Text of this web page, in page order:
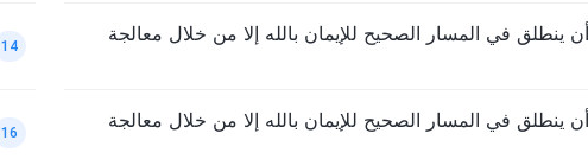
ينطلق في المسار الصحيح للإيمان بالله إلا من خلال معالجة
14
ينطلق في المسار الصحيح للإيمان بالله إلا من خلال معالجة
16